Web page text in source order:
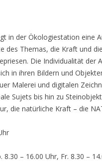
in der Ökologiestation eine
des Themas, die Kraft und
Die Individualität der
in ihren Bildern und
Malerei und digitalen
Sujets bis hin zu
die natürliche Kraft – die
– 16.00 Uhr, Fr. 8.30 –